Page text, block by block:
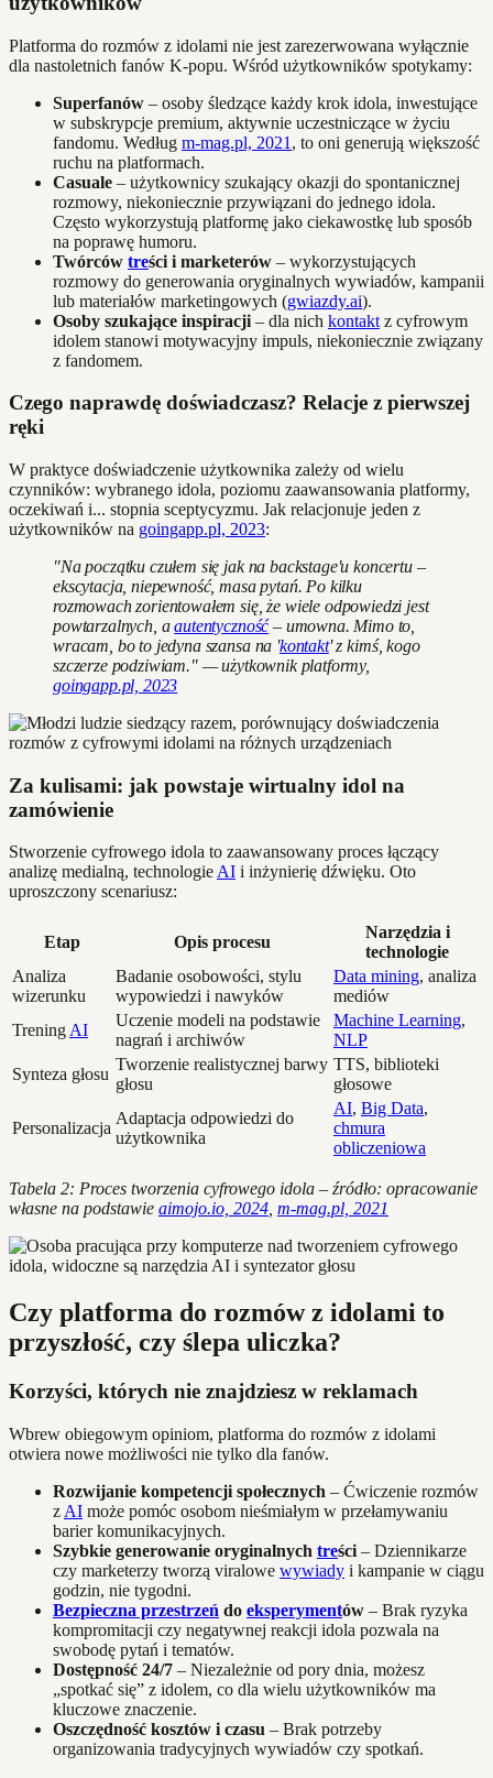
Platforma do rozmów z idolami nie jest zarezerwowana wyłącznie
dla nastoletnich fanów K-popu. Wśród użytkowników spotykamy:
Superfanów – osoby śledzące każdy krok idola, inwestujące
w subskrypcje premium, aktywnie uczestniczące w życiu
fandomu. Według m-mag.pl, 2021 , to oni generują większość
ruchu na platformach.
Casuale – użytkownicy szukający okazji do spontanicznej
rozmowy, niekoniecznie przywiązani do jednego idola.
Często wykorzystują platformę jako ciekawostkę lub sposób
na poprawę humoru.
Twórców treści i marketerów – wykorzystujących
rozmowy do generowania oryginalnych wywiadów, kampanii
lub materiałów marketingowych (gwiazdy.ai).
Osoby szukające inspiracji – dla nich kontakt z cyfrowym
idolem stanowi motywacyjny impuls, niekoniecznie związany
z fandomem.
Czego naprawdę doświadczasz? Relacje z pierwszej
ręki
W praktyce doświadczenie użytkownika zależy od wielu
czynników: wybranego idola, poziomu zaawansowania platformy,
oczekiwań i... stopnia sceptycyzmu. Jak relacjonuje jeden z
użytkowników na goingapp.pl, 2023:
"Na początku czułem się jak na backstage'u koncertu –
ekscytacja, niepewność, masa pytań. Po kilku
rozmowach zorientowałem się, że wiele odpowiedzi jest
powtarzalnych, aautentyczność– umowna. Mimo to,
wracam, bo to jedyna szansa na 'kontakt' z kimś, kogo
szczerze podziwiam." — użytkownik platformy,
goingapp.pl, 2023
Za kulisami: jak powstaje wirtualny idol na
zamówienie
Stworzenie cyfrowego idola to zaawansowany proces łączący
analizę medialną, technologieAI i inżynierię dźwięku. Oto
uproszczony scenariusz:
Etap Opis procesu
Narzędzia i
technologie
Analiza
wizerunku
Badanie osobowości, stylu
wypowiedzi i nawyków
Data mining, analiza
mediów
TreningAI
Uczenie modeli na podstawie
nagrań i archiwów
Machine Learning,
NLP
Synteza głosu
Tworzenie realistycznej barwy
głosu
TTS, biblioteki
głosowe
Personalizacja
Adaptacja odpowiedzi do
użytkownika
AI, Big Data,
chmura
obliczeniowa
Tabela 2: Proces tworzenia cyfrowego idola – źródło: opracowanie
własne na podstawie aimojo.io, 2024, m-mag.pl, 2021
Czy platforma do rozmów z idolami to
przyszłość, czy ślepa uliczka?
Korzyści, których nie znajdziesz w reklamach
Wbrew obiegowym opiniom, platforma do rozmów z idolami
otwiera nowe możliwości nie tylko dla fanów.
Rozwijanie kompetencji społecznych – Ćwiczenie rozmów
z AI może pomóc osobom nieśmiałym w przełamywaniu
barier komunikacyjnych.
Szybkie generowanie oryginalnych treści – Dziennikarze
czy marketerzy tworzą viralowe wywiady i kampanie w ciągu
godzin, nie tygodni.
Bezpieczna przestrzeń do eksperymentów – Brak ryzyka
kompromitacji czy negatywnej reakcji idola pozwala na
swobodę pytań i tematów.
Dostępność 24/7 – Niezależnie od pory dnia, możesz
„spotkać się” z idolem, co dla wielu użytkowników ma
kluczowe znaczenie.
Oszczędność kosztów i czasu – Brak potrzeby
organizowania tradycyjnych wywiadów czy spotkań.